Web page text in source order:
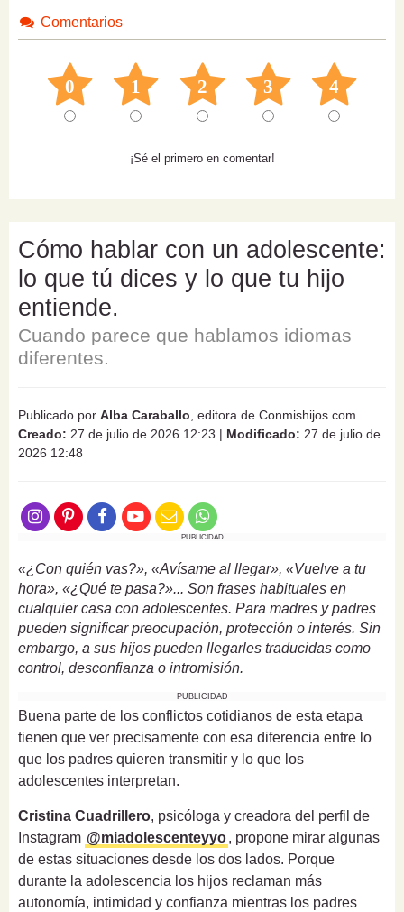
Comentarios
0 1 2 3 4
¡Sé el primero en comentar!
Cómo hablar con un adolescente:
lo que tú dices y lo que tu hijo
entiende.
Cuando parece que hablamos idiomas
diferentes.
Publicado por Alba Caraballo , editora de Conmishijos.com
Creado: 27 de julio de 2026 12:23 | Modificado: 27 de julio de
2026 12:48
PUBLICIDAD
«¿Con quién vas?», «Avísame al llegar», «Vuelve a tu
hora», «¿Qué te pasa?»... Son frases habituales en
cualquier casa con adolescentes. Para madres y padres
pueden significar preocupación, protección o interés. Sin
embargo, a sus hijos pueden llegarles traducidas como
control, desconfianza o intromisión.
PUBLICIDAD
Buena parte de los conflictos cotidianos de esta etapa
tienen que ver precisamente con esa diferencia entre lo
que los padres quieren transmitir y lo que los
adolescentes interpretan.
Cristina Cuadrillero, psicóloga y creadora del perfil de
Instagram @miadolescenteyyo, propone mirar algunas
de estas situaciones desde los dos lados. Porque
durante la adolescencia los hijos reclaman más
autonomía, intimidad y confianza mientras los padres